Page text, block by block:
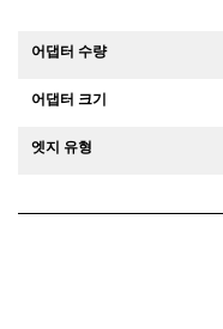
어댑터 수량
어댑터 크기
엣지 유형